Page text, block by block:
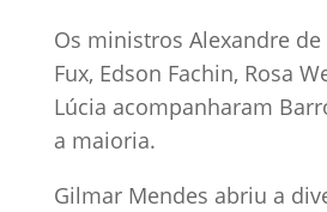
Os ministros Alexandre de
Fux, Edson Fachin, Rosa
Lúcia acompanharam
a maioria.
Gilmar Mendes abriu a